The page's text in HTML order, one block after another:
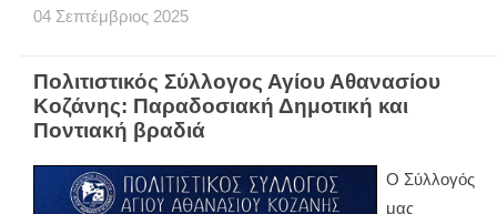
04 Σεπτέμβριος 2025
Πολιτιστικός Σύλλογος Αγίου Αθανασίου
Κοζάνης: Παραδοσιακή Δημοτική και
Ποντιακή βραδιά
Ο Σύλλογός
μας